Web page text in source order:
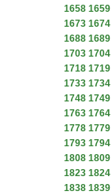
1658 1659
1673 1674
1688 1689
1703 1704
1718 1719
1733 1734
1748 1749
1763 1764
1778 1779
1793 1794
1808 1809
1823 1824
1838 1839